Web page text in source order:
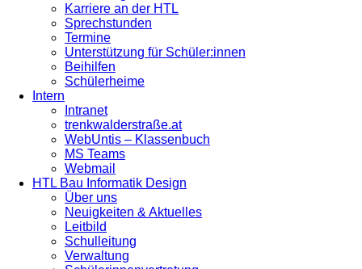
Karriere an der HTL
Sprechstunden
Termine
Unterstützung für Schüler:innen
Beihilfen
Schülerheime
Intern
Intranet
trenkwalderstraße.at
WebUntis – Klassenbuch
MS Teams
Webmail
HTL Bau Informatik Design
Über uns
Neuigkeiten & Aktuelles
Leitbild
Schulleitung
Verwaltung